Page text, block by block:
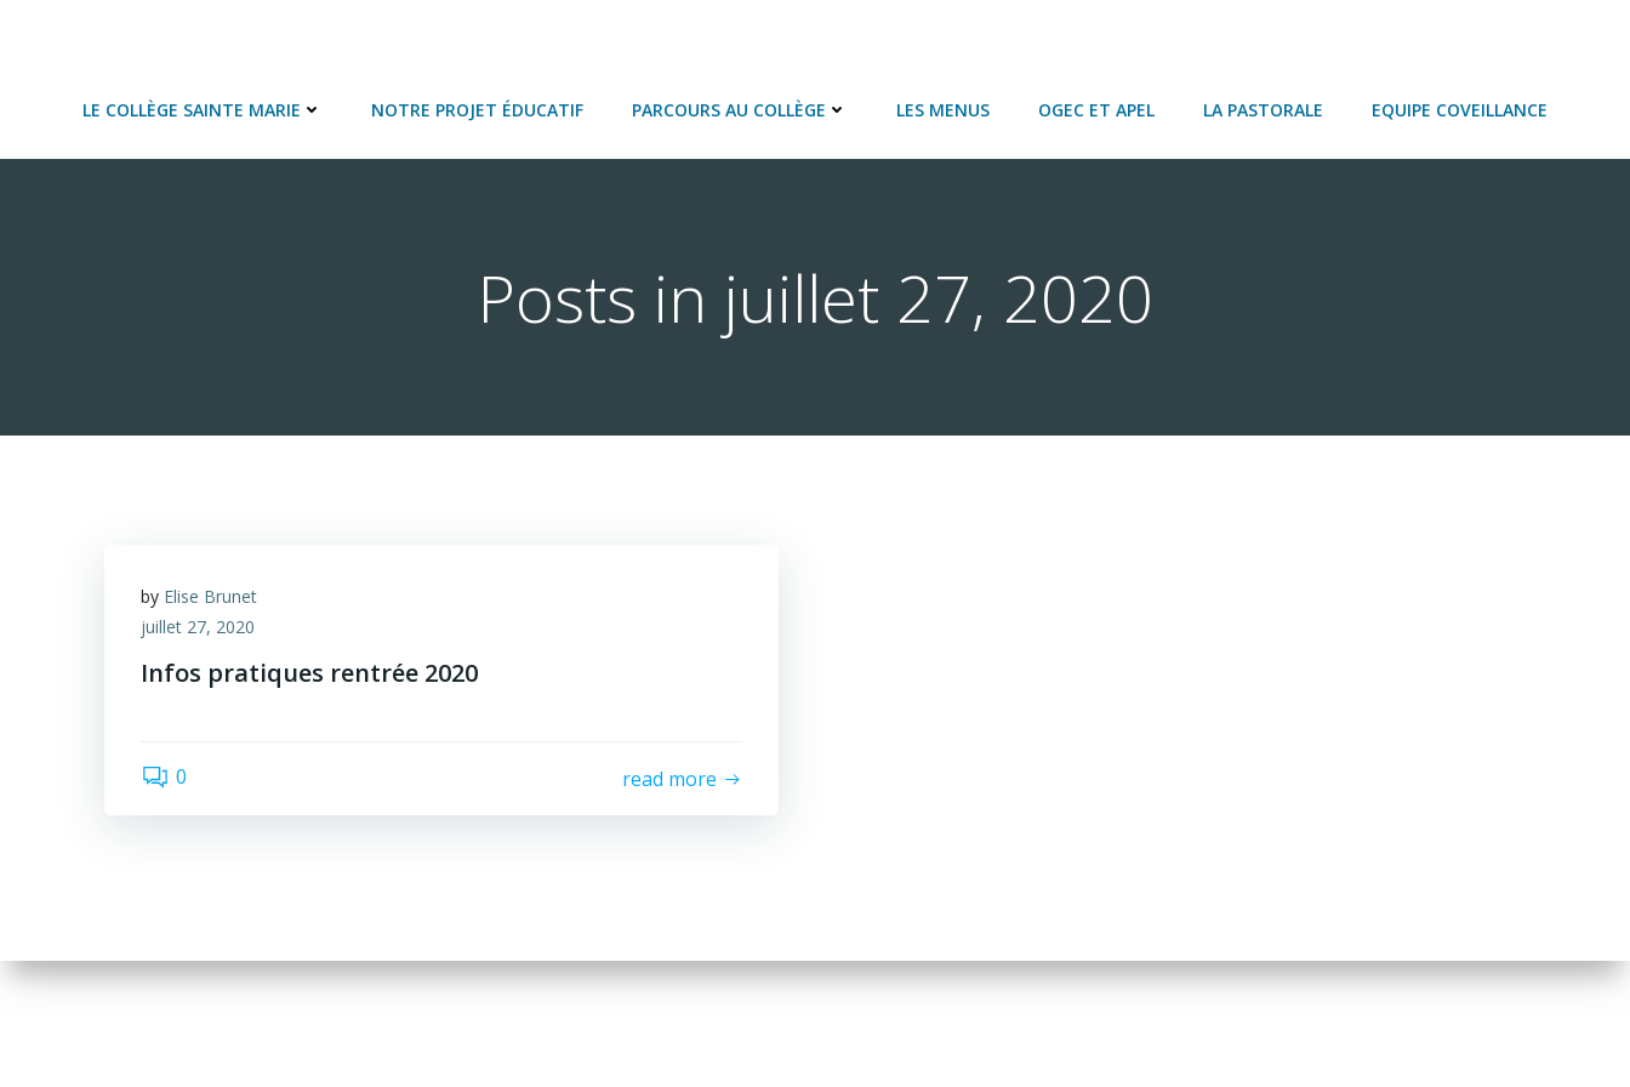
LE COLLÈGE SAINTE MARIE NOTRE PROJET ÉDUCATIF PARCOURS AU COLLÈGE LES MENUS OGEC ET APEL LA PASTORALE EQUIPE COVEILLANCE
Posts in juillet 27, 2020
by Elise Brunet
juillet 27, 2020
Infos pratiques rentrée 2020
0 read more